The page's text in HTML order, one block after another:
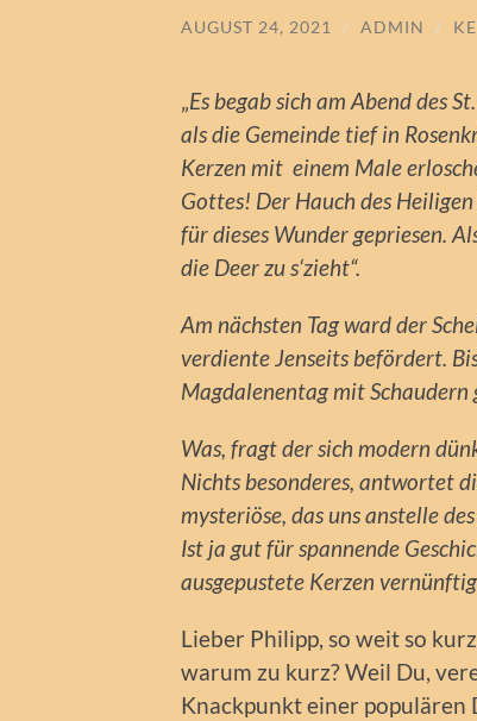
AUGUST 24, 2021 / ADMIN /
„Es begab sich am Abend des
als die Gemeinde tief in
Kerzen mit einem Male
Gottes! Der Hauch des
für dieses Wunder gepriesen.
die Deer zu s‘zieht“.
Am nächsten Tag ward der
verdiente Jenseits befördert.
Magdalenentag mit Schaudern
Was, fragt der sich modern
Nichts besonderes, antwortet
mysteriöse, das uns anstelle
Ist ja gut für spannende
ausgepustete Kerzen
Lieber Philipp, so weit so
warum zu kurz? Weil Du,
Knackpunkt einer populären